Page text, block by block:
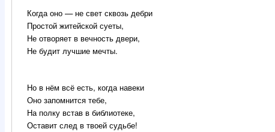
Когда оно — не свет сквозь дебри
Простой житейской суеты,
Не отворяет в вечность двери,
Не будит лучшие мечты.
Но в нём всё есть, когда навеки
Оно запомнится тебе,
На полку встав в библиотеке,
Оставит след в твоей судьбе!